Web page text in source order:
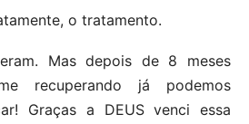
o tratamento.
Mas depois de 8 meses
recuperando já podemos
Graças a DEUS venci essa